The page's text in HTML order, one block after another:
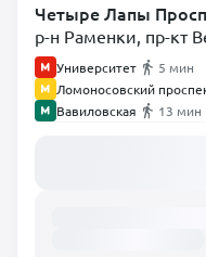
Четыре Лапы
р-н Раменки, пр-кт
Университет
5 мин
Ломоносовский
Вавиловская
13 мин